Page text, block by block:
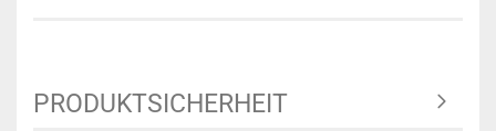
PRODUKTSICHERHEIT